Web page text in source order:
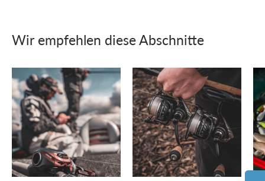
Wir empfehlen diese Abschnitte